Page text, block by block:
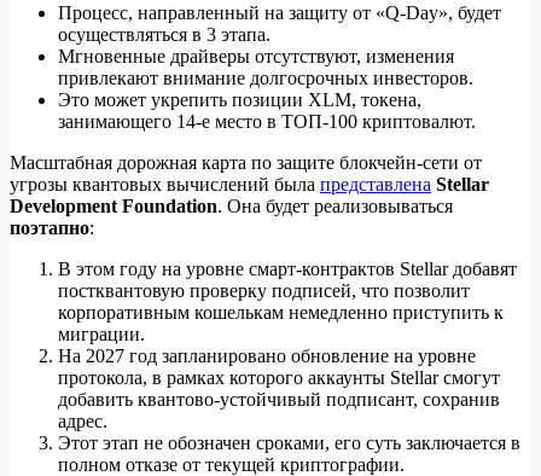
Процесс, направленный на защиту от «Q-Day», будет
осуществляться в 3 этапа.
Мгновенные драйверы отсутствуют, изменения
привлекают внимание долгосрочных инвесторов.
Это может укрепить позиции XLM, токена,
занимающего 14-е место в ТОП-100 криптовалют.
Масштабная дорожная карта по защите блокчейн-сети от
угрозы квантовых вычислений была представлена Stellar
Development Foundation. Она будет реализовываться
поэтапно:
В этом году на уровне смарт-контрактов Stellar добавят
постквантовую проверку подписей, что позволит
корпоративным кошелькам немедленно приступить к
миграции.
На 2027 год запланировано обновление на уровне
протокола, в рамках которого аккаунты Stellar смогут
добавить квантово-устойчивый подписант, сохранив
адрес.
Этот этап не обозначен сроками, его суть заключается в
полном отказе от текущей криптографии.